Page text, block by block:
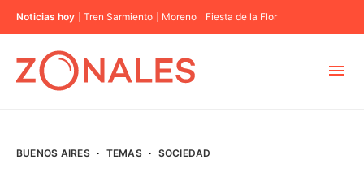
Noticias hoy Tren Sarmiento Moreno Fiesta de la Flor
BUENOS AIRES · TEMAS · SOCIEDAD